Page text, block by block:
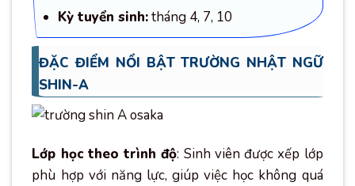
Kỳ tuyển sinh:tháng 4, 7, 10
ĐẶC ĐIỂM NỔI BẬT TRƯỜNG NHẬT NGỮ
SHIN-A
Lớp học theo trình độ: Sinh viên được xếp lớp
phù hợp với năng lực, giúp việc học không quá